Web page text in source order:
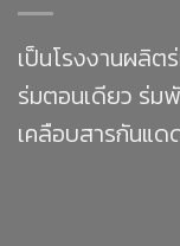
เป็นโรงงานผลิ
ร่มตอนเดียว ร่ม
เคลือบสารกันแ